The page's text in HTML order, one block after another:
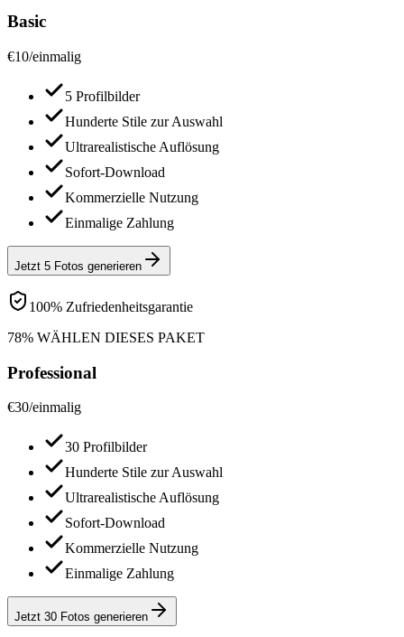
Basic
€10/einmalig
5 Profilbilder
Hunderte Stile zur Auswahl
Ultrarealistische Auflösung
Sofort-Download
Kommerzielle Nutzung
Einmalige Zahlung
Jetzt 5 Fotos generieren
100% Zufriedenheitsgarantie
78% WÄHLEN DIESES PAKET
Professional
€30/einmalig
30 Profilbilder
Hunderte Stile zur Auswahl
Ultrarealistische Auflösung
Sofort-Download
Kommerzielle Nutzung
Einmalige Zahlung
Jetzt 30 Fotos generieren